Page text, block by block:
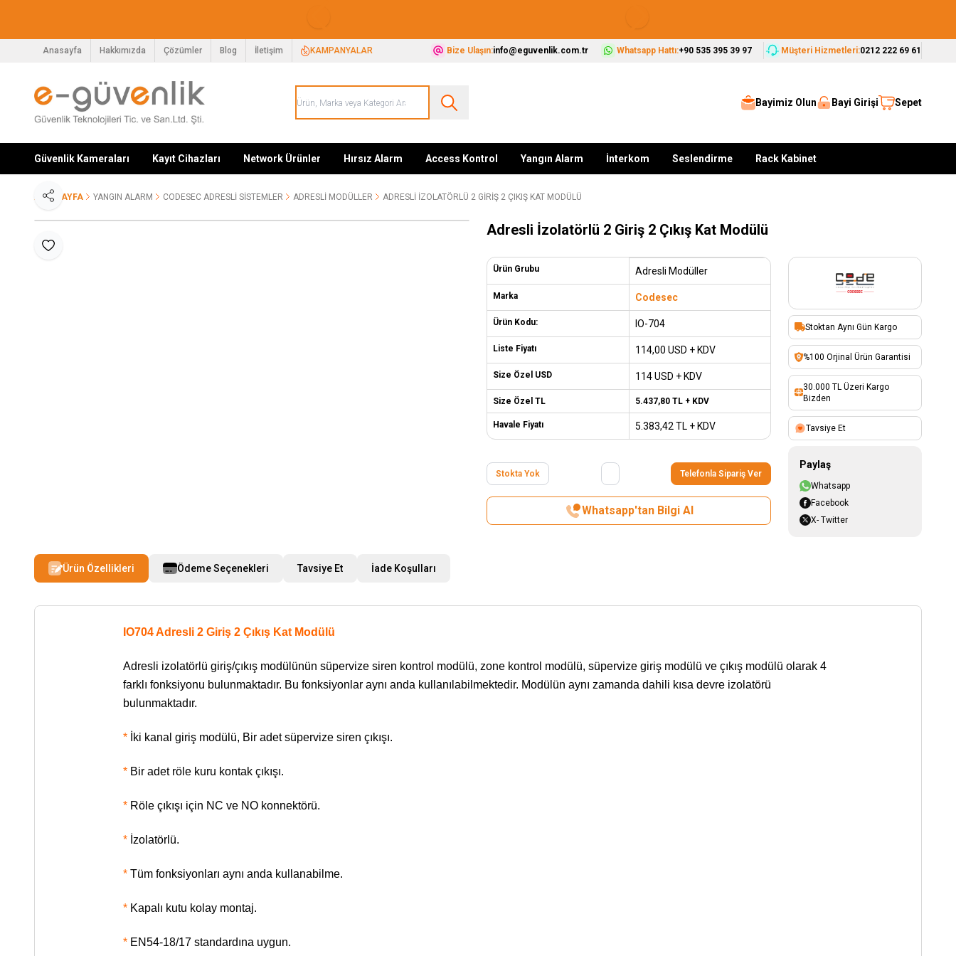
Anasayfa Hakkımızda Çözümler Blog İletişim KAMPANYALAR Bize Ulaşın:info@eguvenlik.com.tr Whatsapp Hattı:+90 535 395 39 97 Müşteri Hizmetleri:0212 222 69 61
Bayimiz Olun Bayi Girişi Sepet
Güvenlik Kameraları Kayıt Cihazları Network Ürünler Hırsız Alarm Access Kontrol Yangın Alarm İnterkom Seslendirme Rack Kabinet
ANA SAYFA YANGIN ALARM CODESEC ADRESLI SISTEMLER ADRESLI MODÜLLER ADRESLI İZOLATÖRLÜ 2 GIRIŞ 2 ÇIKIŞ KAT MODÜLÜ
Favoriye Ekle
Paylaş
Adresli İzolatörlü 2 Giriş 2 Çıkış Kat Modülü
Ürün Grubu Adresli Modüller
Marka Codesec
Ürün Kodu: IO-704
Liste Fiyatı 114,00 USD + KDV
Size Özel USD 114 USD + KDV
Size Özel TL 5.437,80 TL + KDV
Havale Fiyatı 5.383,42 TL + KDV
Stokta Yok Telefonla Sipariş Ver
Whatsapp'tan Bilgi Al
Stoktan Aynı Gün Kargo
%100 Orjinal Ürün Garantisi
30.000 TL Üzeri Kargo
Bizden
Tavsiye Et
Paylaş
Whatsapp
Facebook
X- Twitter
Ürün Özellikleri Ödeme Seçenekleri Tavsiye Et İade Koşulları
IO704 Adresli 2 Giriş 2 Çıkış Kat Modülü
Adresli izolatörlü giriş/çıkış modülünün süpervize siren kontrol modülü, zone kontrol modülü, süpervize giriş modülü ve çıkış modülü olarak 4
farklı fonksiyonu bulunmaktadır. Bu fonksiyonlar aynı anda kullanılabilmektedir. Modülün aynı zamanda dahili kısa devre izolatörü
bulunmaktadır.
*İki kanal giriş modülü, Bir adet süpervize siren çıkışı.
*Bir adet röle kuru kontak çıkışı.
*Röle çıkışı için NC ve NO konnektörü.
*İzolatörlü.
*Tüm fonksiyonları aynı anda kullanabilme.
*Kapalı kutu kolay montaj.
*EN54-18/17 standardına uygun.